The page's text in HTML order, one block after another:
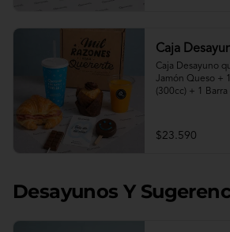
Caja
Caja Desayuno
Jamón Queso +
(300cc) + 1
en chocolate + 1
frase " Quererte
* Leche caliente
$23.590
Desayunos Y